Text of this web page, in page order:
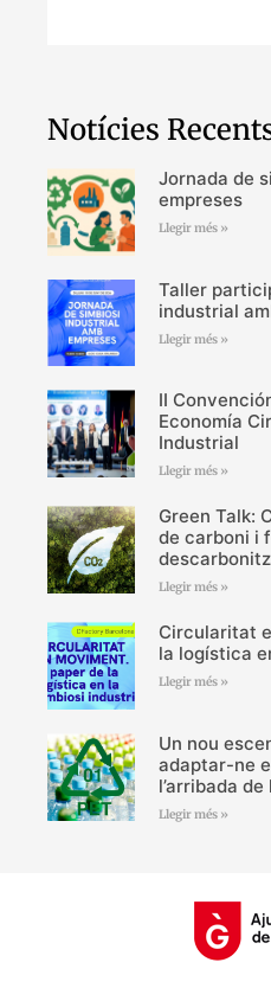
Notícies
Jornada de
empreses
Llegir més »
Taller
industrial
Llegir més »
II
Economía
Industrial
Llegir més »
Green Talk:
de carboni i
Llegir més »
Circularitat
la logística
Llegir més »
Un nou
adaptar-ne
l’arribada de
Llegir més »